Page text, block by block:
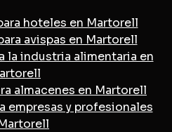
hoteles en Martorell
avispas en Martorell
la industria alimentaria en
almacenes en Martorell
empresas y profesionales